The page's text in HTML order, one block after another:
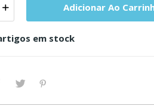
Adicionar Ao
em stock